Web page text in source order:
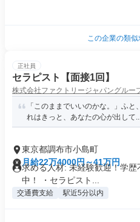
この企業の類
正社員
セラピスト【面接1回】
株式会社ファクトリージャパングルー
「このままでいいのかな。」ふ
れはきっと、あなたの心が出して
東京都調布市小島町
月給22万4000円～41万円
求める人材: 未経験歓迎！学
中！ ・セラピスト...
交通費支給 駅近5分以内